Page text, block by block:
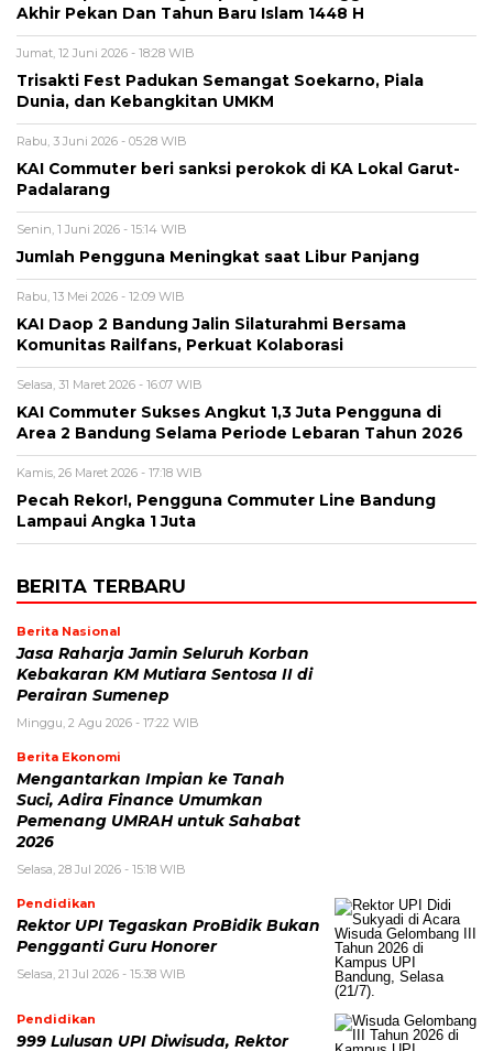
Akhir Pekan Dan Tahun Baru Islam 1448 H
Jumat, 12 Juni 2026 - 18:28 WIB
Trisakti Fest Padukan Semangat Soekarno, Piala
Dunia, dan Kebangkitan UMKM
Rabu, 3 Juni 2026 - 05:28 WIB
KAI Commuter beri sanksi perokok di KA Lokal Garut-
Padalarang
Senin, 1 Juni 2026 - 15:14 WIB
Jumlah Pengguna Meningkat saat Libur Panjang
Rabu, 13 Mei 2026 - 12:09 WIB
KAI Daop 2 Bandung Jalin Silaturahmi Bersama
Komunitas Railfans, Perkuat Kolaborasi
Selasa, 31 Maret 2026 - 16:07 WIB
KAI Commuter Sukses Angkut 1,3 Juta Pengguna di
Area 2 Bandung Selama Periode Lebaran Tahun 2026
Kamis, 26 Maret 2026 - 17:18 WIB
Pecah Rekor!, Pengguna Commuter Line Bandung
Lampaui Angka 1 Juta
BERITA TERBARU
Berita Nasional
Jasa Raharja Jamin Seluruh Korban
Kebakaran KM Mutiara Sentosa II di
Perairan Sumenep
Minggu, 2 Agu 2026 - 17:22 WIB
Berita Ekonomi
Mengantarkan Impian ke Tanah
Suci, Adira Finance Umumkan
Pemenang UMRAH untuk Sahabat
2026
Selasa, 28 Jul 2026 - 15:18 WIB
Pendidikan
Rektor UPI Tegaskan ProBidik Bukan
Pengganti Guru Honorer
Selasa, 21 Jul 2026 - 15:38 WIB
Pendidikan
999 Lulusan UPI Diwisuda, Rektor